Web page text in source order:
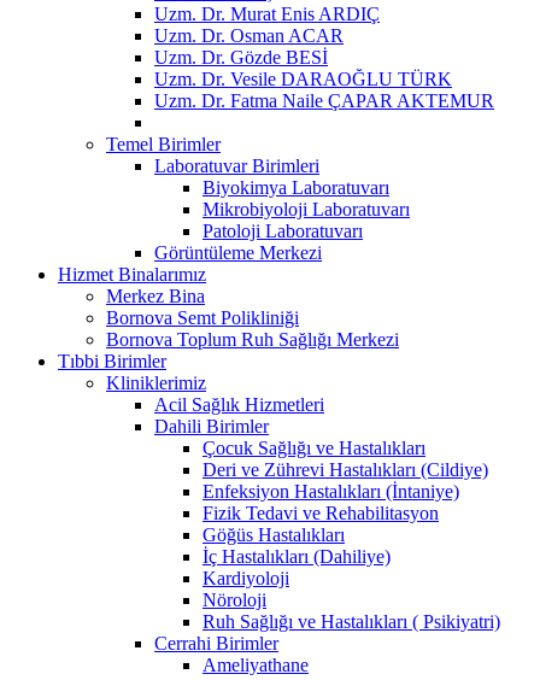
Uzm. Dr. Murat Enis ARDIÇ
Uzm. Dr. Osman ACAR
Uzm. Dr. Gözde BESİ
Uzm. Dr. Vesile DARAOĞLU TÜRK
Uzm. Dr. Fatma Naile ÇAPAR AKTEMUR
Temel Birimler
Laboratuvar Birimleri
Biyokimya Laboratuvarı
Mikrobiyoloji Laboratuvarı
Patoloji Laboratuvarı
Görüntüleme Merkezi
Hizmet Binalarımız
Merkez Bina
Bornova Semt Polikliniği
Bornova Toplum Ruh Sağlığı Merkezi
Tıbbi Birimler
Kliniklerimiz
Acil Sağlık Hizmetleri
Dahili Birimler
Çocuk Sağlığı ve Hastalıkları
Deri ve Zührevi Hastalıkları (Cildiye)
Enfeksiyon Hastalıkları (İntaniye)
Fizik Tedavi ve Rehabilitasyon
Göğüs Hastalıkları
İç Hastalıkları (Dahiliye)
Kardiyoloji
Nöroloji
Ruh Sağlığı ve Hastalıkları ( Psikiyatri)
Cerrahi Birimler
Ameliyathane